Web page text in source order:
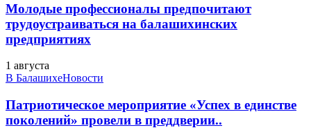
Молодые профессионалы предпочитают
трудоустраиваться на балашихинских
предприятиях
1 августа
В БалашихеНовости
Патриотическое мероприятие «Успех в единстве
поколений» провели в преддверии..